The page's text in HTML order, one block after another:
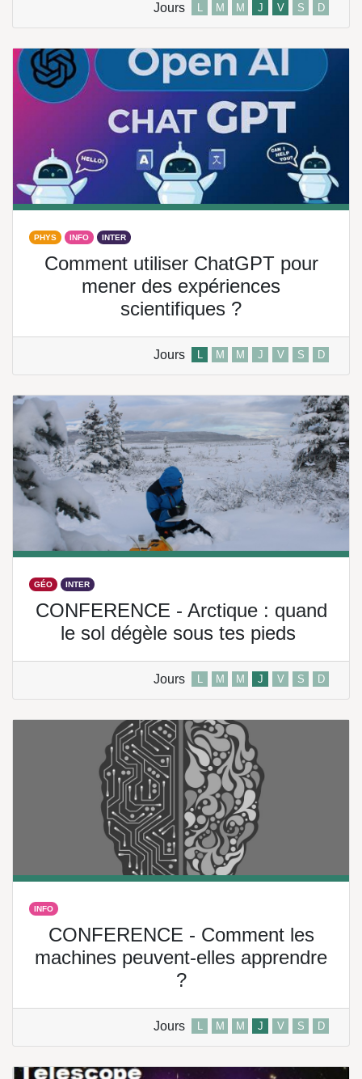
Jours L M M J V S D
PHYS INFO INTER
Comment utiliser ChatGPT pour
mener des expériences
scientifiques ?
Jours L M M J V S D
GÉO INTER
CONFERENCE - Arctique : quand
le sol dégèle sous tes pieds
Jours L M M J V S D
INFO
CONFERENCE - Comment les
machines peuvent-elles apprendre
?
Jours L M M J V S D